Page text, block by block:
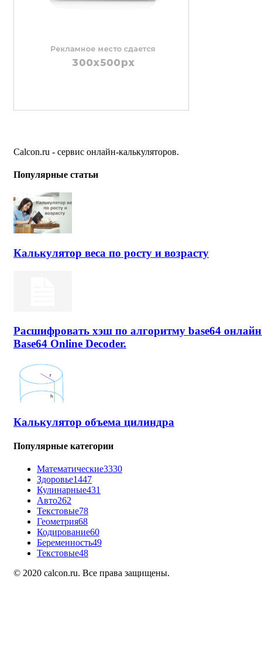
Calcon.ru - сервис онлайн-калькуляторов.
Популярные статьи
Калькулятор веса по росту и возрасту
Расшифровать хэш по алгоритму base64
Base64 Online Decoder.
Калькулятор объема цилиндра
Популярные категории
Математические3330
Здоровье1447
Кулинарные431
Авто262
Текстовые78
Геометрия68
Кодирование60
Беременность49
Текстовые48
© 2020 calcon.ru. Все права защищены.